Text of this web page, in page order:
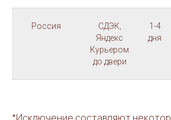
Россия
СДЭК,
Яндекс
Курьером
до двери
1-4
дня